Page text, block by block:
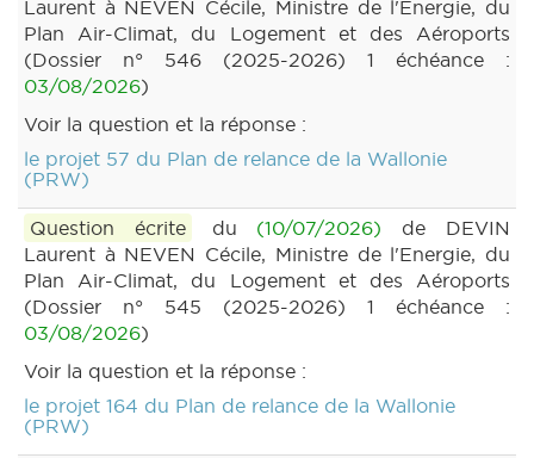
Laurent à NEVEN Cécile, Ministre de l'Energie, du
Plan Air-Climat, du Logement et des Aéroports
(Dossier n° 546 (2025-2026) 1 échéance :
03/08/2026)
Voir la question et la réponse :
le projet 57 du Plan de relance de la Wallonie
(PRW)
Question écrite du (10/07/2026) de DEVIN
Laurent à NEVEN Cécile, Ministre de l'Energie, du
Plan Air-Climat, du Logement et des Aéroports
(Dossier n° 545 (2025-2026) 1 échéance :
03/08/2026)
Voir la question et la réponse :
le projet 164 du Plan de relance de la Wallonie
(PRW)